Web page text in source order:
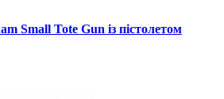
Small Tote Gun із пістолетом